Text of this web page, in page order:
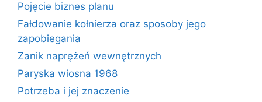
Pojęcie biznes planu
Fałdowanie kołnierza oraz sposoby jego
zapobiegania
Zanik naprężeń wewnętrznych
Paryska wiosna 1968
Potrzeba i jej znaczenie